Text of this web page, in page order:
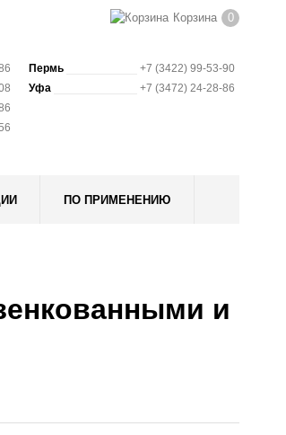
Корзина 0
Пермь
+7 (3422) 99-53-90
Уфа
+7 (3472) 24-28-86
ПО ПРИМЕНЕНИЮ
и